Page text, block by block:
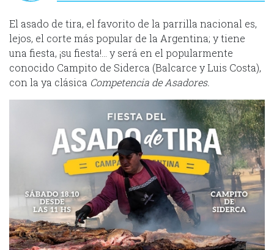
El asado de tira, el favorito de la parrilla nacional es,
lejos, el corte más popular de la Argentina; y tiene
una fiesta, ¡su fiesta!… y será en el popularmente
conocido Campito de Siderca (Balcarce y Luis Costa),
con la ya clásica Competencia de Asadores.